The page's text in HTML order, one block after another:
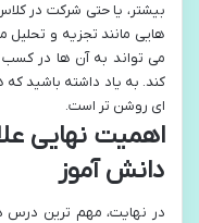
بیشتر، یا حتی شرکت در
هایی مانند تجزیه و
می تواند به آن ها در
کند. به یاد داشته باشید که
ای روشن تر است.
اهمیت نهایی
دانش آموز
در نهایت، مهم ترین درس